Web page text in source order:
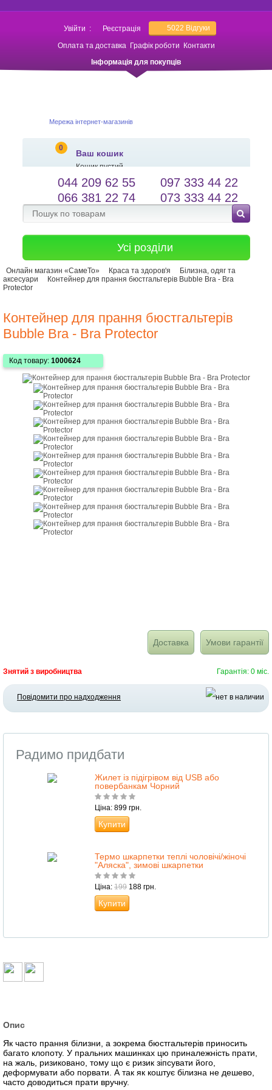
Увійти : Реєстрація 5022 Відгуки
Оплата та доставка Графік роботи
Контакти
Інформація для покупців
Мережа інтернет-магазинів
0
Ваш кошик
Кошик пустий
salessameto@gmail.com
Зворотній зв'язок
Мова сайту
044 209 62 55
097 333 44 22
066 381 22 74
073 333 44 22
Усі розділи
Онлайн магазин «СамеТо» Краса та здоров'я
Білизна, одяг та
аксесуари
Контейнер для прання бюстгальтерів Bubble Bra - Bra
Protector
Контейнер для прання бюстгальтерів
Bubble Bra - Bra Protector
Код товару: 1000624
Доставка Умови гарантії
Знятий з виробництва Гарантія: 0 міс.
Повідомити про надходження
Радимо придбати
Жилет із підігрівом від USB або
повербанкам Чорний
Ціна: 899 грн.
Купити
Термо шкарпетки теплі чоловічі/жіночі
"Аляска", зимові шкарпетки
Ціна: 199 188 грн.
Купити
Опис
Як часто прання білизни, а зокрема бюстгальтерів приносить
багато клопоту. У пральних машинках цю приналежність прати,
на жаль, ризиковано, тому що є ризик зіпсувати його,
деформувати або порвати. А так як коштує білизна не дешево,
часто доводиться прати вручну.